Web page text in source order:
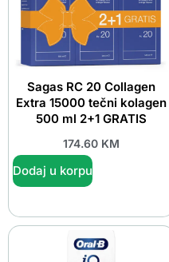
Sagas RC 20 Collagen
Extra 15000 tečni kolagen
500 ml 2+1 GRATIS
174.60 KM
Dodaj u korpu